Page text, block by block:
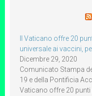
Il Vaticano offre 20
universale ai vaccini,
Dicembre 29, 2020
Comunicato Stampa
19 e della Pontificia
Vaticano offre 20